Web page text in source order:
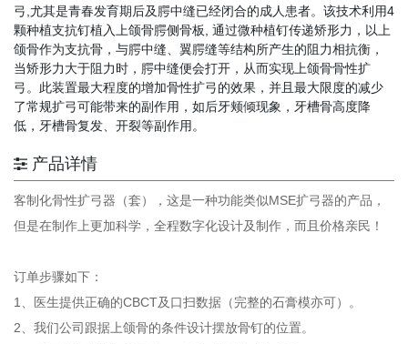
弓,尤其是青春发育期后及腭中缝已经闭合的成人患者。该技术利用4
颗种植支抗钉植入上颌骨腭侧骨板, 通过微种植钉传递矫形力，以上
颌骨作为支抗骨，与腭中缝、翼腭缝等结构所产生的阻力相抗衡，
当矫形力大于阻力时，腭中缝便会打开，从而实现上颌骨骨性扩
弓。此装置最大程度的增加骨性扩弓的效果，并且最大限度的减少
了常规扩弓可能带来的副作用，如后牙颊倾现象，牙槽骨高度降
低，牙槽骨复发、开裂等副作用。
产品详情
客制化骨性扩弓器（套），这是一种功能类似MSE扩弓器的产品，
但是在制作上更加科学，全程数字化设计及制作，而且价格亲民！
订单步骤如下：
1、医生提供正确的CBCT及口扫数据（完整的石膏模亦可）。
2、我们公司跟据上颌骨的条件设计摆放骨钉的位置。